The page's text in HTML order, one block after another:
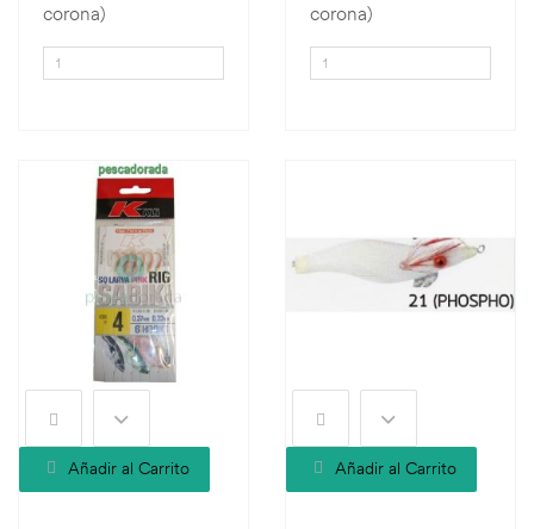
corona)
corona)
Añadir al Carrito Añadir al Carrito